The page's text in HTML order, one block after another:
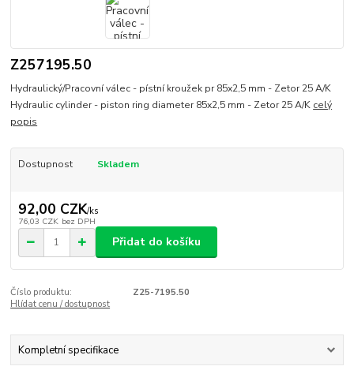
Z257195.50
Hydraulický/Pracovní válec - pístní kroužek pr 85x2,5 mm - Zetor 25 A/K
Hydraulic cylinder - piston ring diameter 85x2,5 mm - Zetor 25 A/K celý
popis
Dostupnost Skladem
92,00 CZK/ks
76,03 CZK bez DPH
Přidat do košíku
Číslo produktu:
Z25-7195.50
Hlídat cenu / dostupnost
Kompletní specifikace